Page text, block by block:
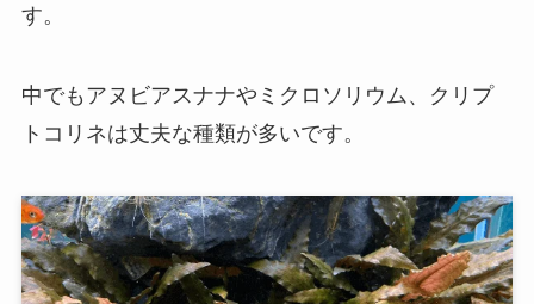
す。
中でもアヌビアスナナやミクロソリウム、クリプ
トコリネは丈夫な種類が多いです。